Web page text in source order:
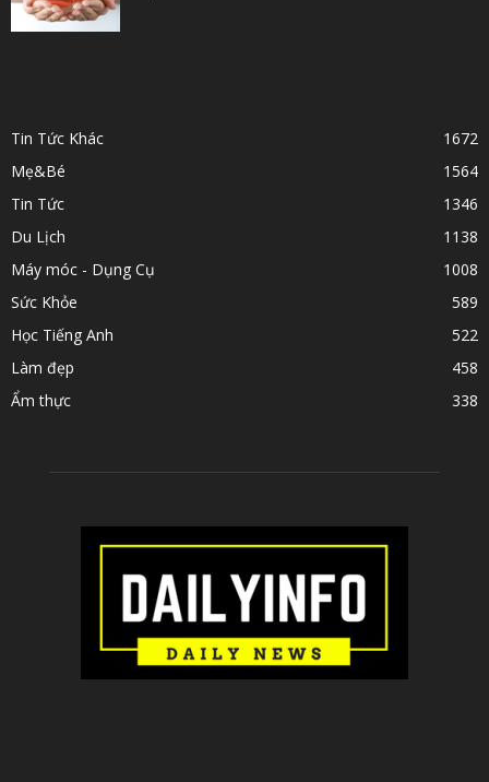
Tin Tức Khác
1672
Mẹ&Bé
1564
Tin Tức
1346
Du Lịch
1138
Máy móc - Dụng Cụ
1008
Sức Khỏe
589
Học Tiếng Anh
522
Làm đẹp
458
Ẩm thực
338